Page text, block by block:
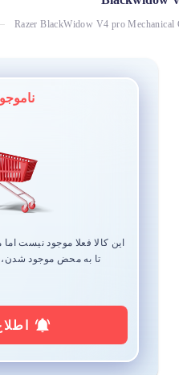
Razer BlackWidow V4 pro Mechanical
این کالا فعلا موجود نیست اما
تا به محض موجود شدن،